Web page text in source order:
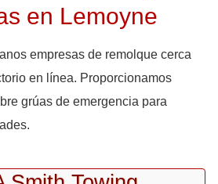
en Lemoyne
empresas de remolque cerca
en línea. Proporcionamos
grúas de emergencia para